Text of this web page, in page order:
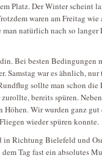
Platz. Der Winter scheint
waren am Freitag
natürlich nach so langer
Bei besten
Samstag war es ähnlich,
sollte man schon die
bereits spüren.
Wir wurden ganz
wieder spüren konnte.
in Richtung Bielefeld und
Tag fast ein absolutes